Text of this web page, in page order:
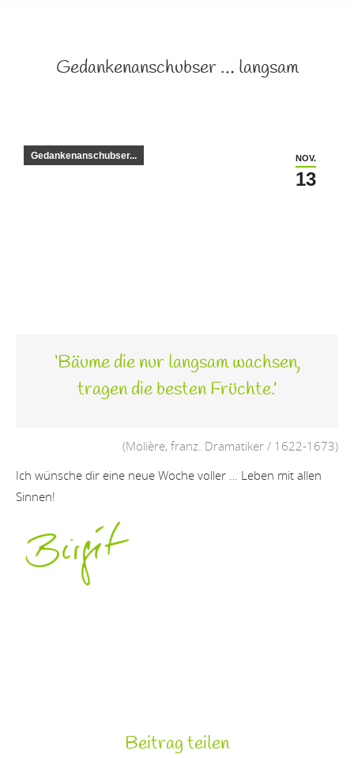
Gedankenanschubser … langsam
NOV.
13
Gedankenanschubser...
‘Bäume die nur langsam wachsen,
tragen die besten Früchte.’
(Molière, franz. Dramatiker / 1622-1673)
Ich wünsche dir eine neue Woche voller … Leben mit allen
Sinnen!
Beitrag teilen